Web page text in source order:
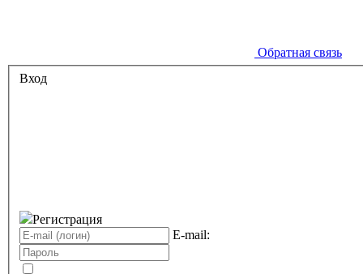
Обратная связь
Вход
Регистрация
E-mail: